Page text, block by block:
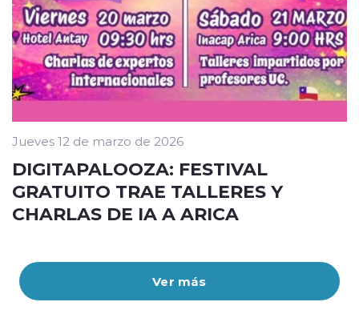
Ver más
Jueves 12 de marzo de 2026
DIGITAPALOOZA: FESTIVAL
GRATUITO TRAE TALLERES Y
CHARLAS DE IA A ARICA